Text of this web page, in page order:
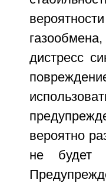
дистресс
вероятно
не будет